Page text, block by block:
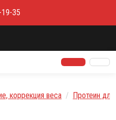
35
коррекция веса Протеин